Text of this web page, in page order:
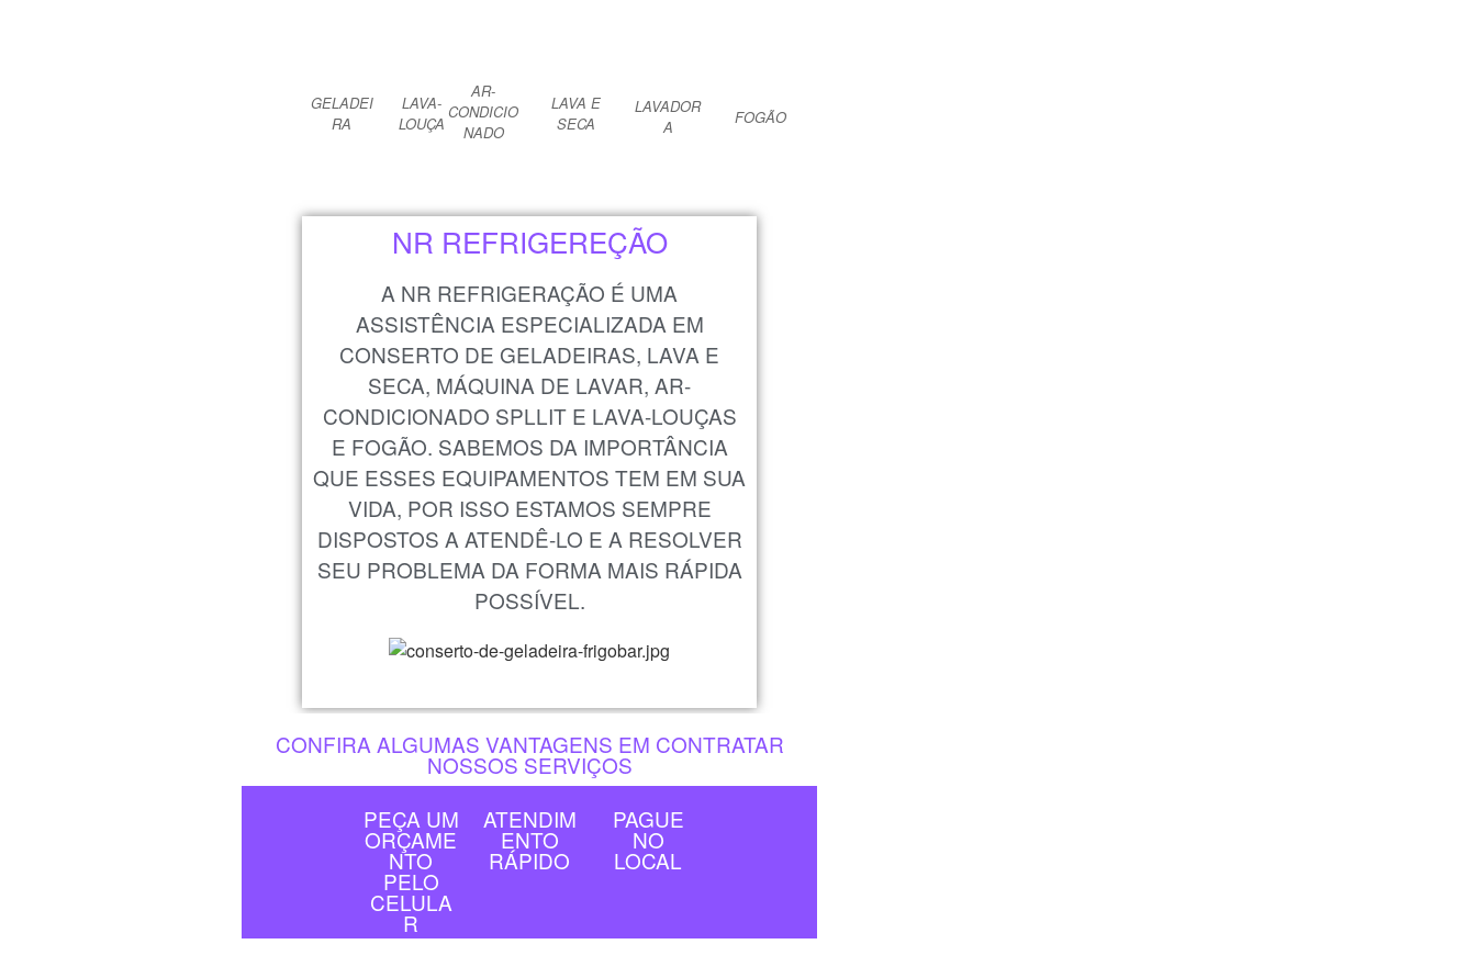
GELADEI
RA
LAVA-
LOUÇA
AR-
CONDICIO
NADO
LAVA E
SECA
LAVADOR
A
FOGÃO
NR REFRIGEREÇÃO
A NR REFRIGERAÇÃO É UMA
ASSISTÊNCIA ESPECIALIZADA EM
CONSERTO DE GELADEIRAS, LAVA E
SECA, MÁQUINA DE LAVAR, AR-
CONDICIONADO SPLLIT E LAVA-LOUÇAS
E FOGÃO. SABEMOS DA IMPORTÂNCIA
QUE ESSES EQUIPAMENTOS TEM EM SUA
VIDA, POR ISSO ESTAMOS SEMPRE
DISPOSTOS A ATENDÊ-LO E A RESOLVER
SEU PROBLEMA DA FORMA MAIS RÁPIDA
POSSÍVEL.
CONFIRA ALGUMAS VANTAGENS EM CONTRATAR
NOSSOS SERVIÇOS
PEÇA UM
ORÇAME
NTO
PELO
CELULA
R
ATENDIM
ENTO
RÁPIDO
PAGUE
NO
LOCAL